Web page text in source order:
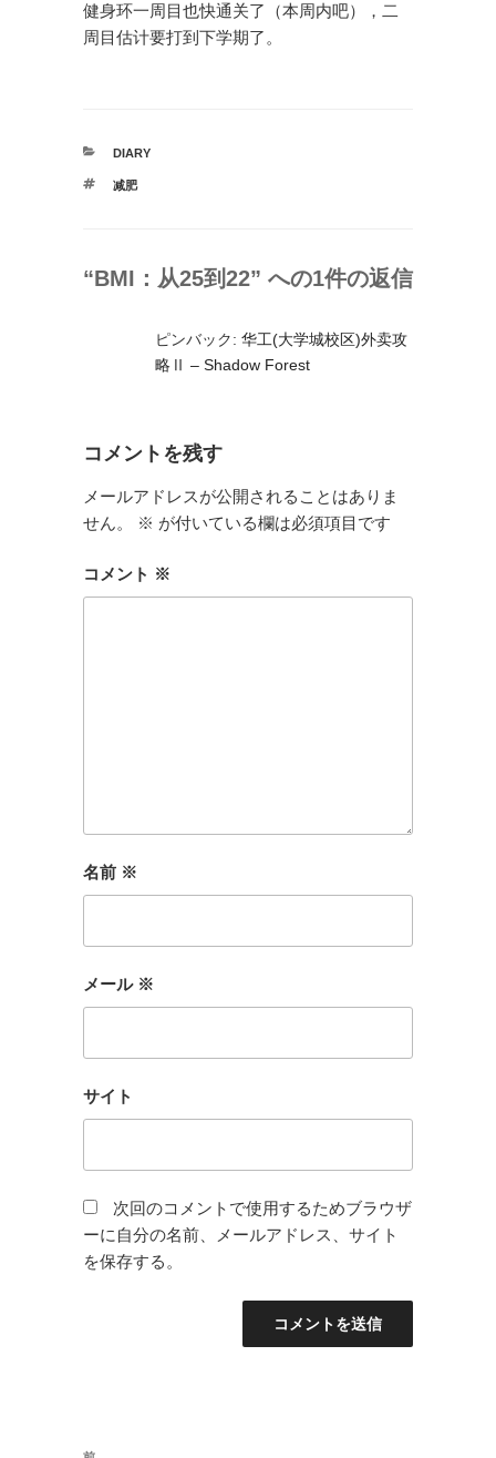
健身环一周目也快通关了（本周内吧），二
周目估计要打到下学期了。
カ
ゴ
DIARY
タ
减肥
“BMI：从25到22” への1件の返信
ピンバック: 华工(大学城校区)外卖攻
略Ⅱ – Shadow Forest
コメントを残す
メールアドレスが公開されることはありま
せん。
※ が付いている欄は必須項目です
コメント ※
名前 ※
メール ※
サイト
次回のコメントで使用するためブラウザ
ーに自分の名前、メールアドレス、サイト
を保存する。
投